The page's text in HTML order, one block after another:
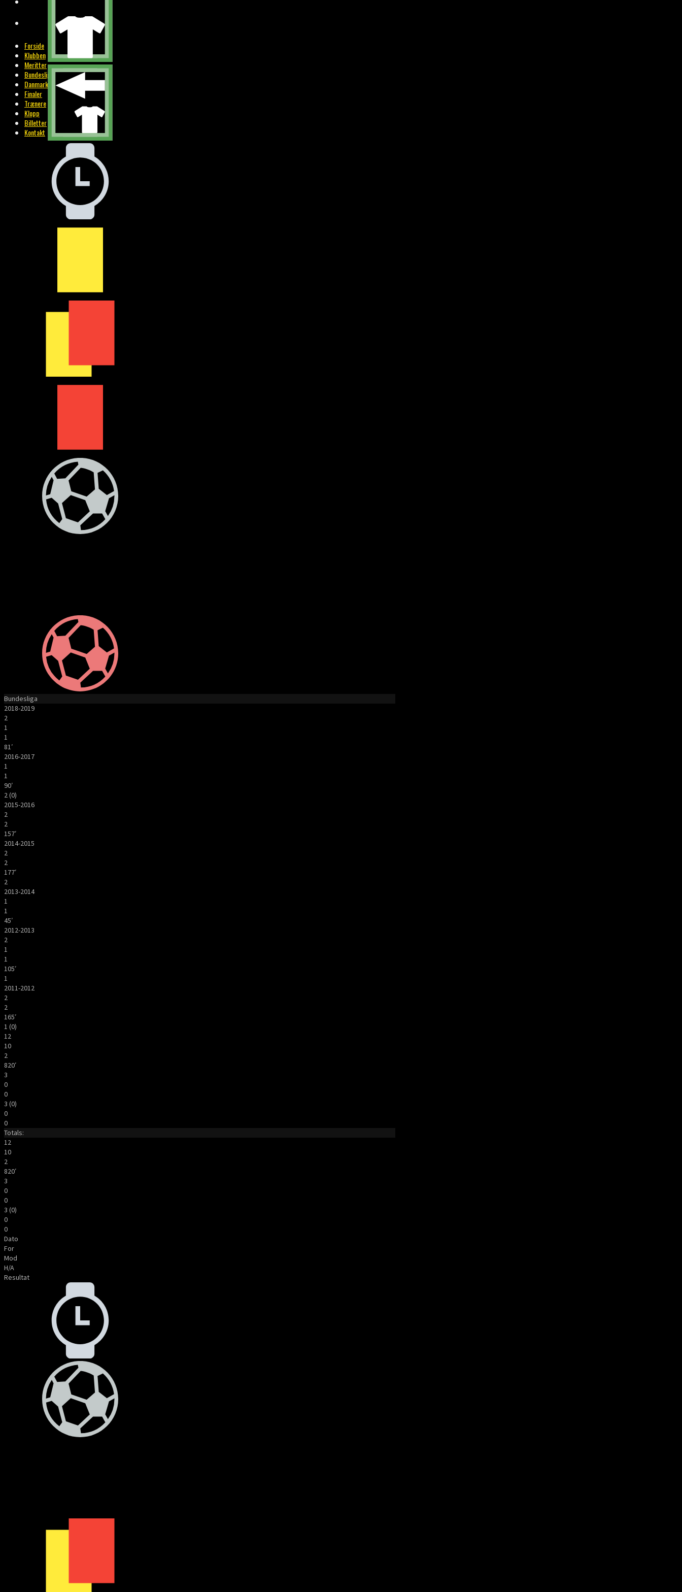
Forside
Klubben
Meritter
Bundesliga
Danmark
Finaler
Trænere
Klopp
Billetter
Kontakt
Bundesliga
2018-2019
2
1
1
81′
2016-2017
1
1
90′
2 (0)
2015-2016
2
2
157′
2014-2015
2
2
177′
2
2013-2014
1
1
45′
2012-2013
2
1
1
105′
1
2011-2012
2
2
165′
1 (0)
12
10
2
820′
3
0
0
3 (0)
0
0
Totals:
12
10
2
820′
3
0
0
3 (0)
0
0
Dato
For
Mod
H/A
Resultat